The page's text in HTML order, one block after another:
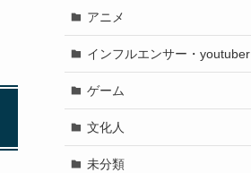
アニメ
インフルエンサー・youtuber
ゲーム
文化人
未分類